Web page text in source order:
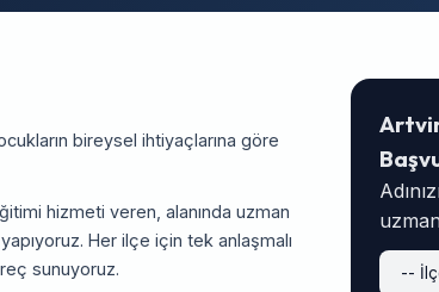
bireysel ihtiyaçlarına göre
hizmeti veren, alanında uzman
Her ilçe için tek anlaşmalı
sunuyoruz.